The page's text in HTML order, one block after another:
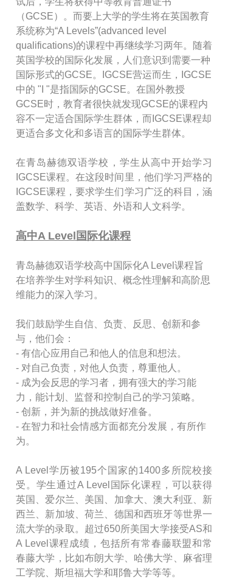
（GCSE）。而要上大学的学生将在英国教育
系统称为“A Levels”(advanced level
qualifications)的课程中再继续学习两年。随着
英国学校的国际化发展，人们意识到需要一种
国际形式的GCSE。IGCSE营运而生，IGCSE
中的 "I "是指国际的GCSE。在国外教授
GCSE时，教育者很快就发现GCSE的课程内
容不一定适合国际学生群体，而IGCSE课程却
更适合多文化和多语言的国际学生群体。
在青岛赫德双语学校，学生从高中开始学习
IGCSE课程。在这段时间里，他们学习严格的
IGCSE课程，要求学生们学习广泛的科目，涵
盖数学、科学、英语、外语和人文科学。
高中A Level国际化课程
青岛赫德双语学校高中国际化A Level课程旨
在培养学生对学科知识、概念性理解和高阶思
维能力的深入学习。
我们鼓励学生自信、负责、反思、创新和参
与，他们会：
- 有信心应用自己和他人的信息和想法。
- 对自己负责，对他人负责，尊重他人。
- 成为会反思的学习者，拥有强大的学习能
力，能计划、监督和控制自己的学习策略。
- 创新，并为新的挑战做好准备。
- 在智力和社会情感方面都充分发展，有所作
为。
A Level学历被195个国家的1400多所院校接
受。学生通过A Level国际化课程，可以获得
英国、爱尔兰、美国、加拿大、澳大利亚、新
西兰、新加坡、荷兰、德国和西班牙等世界一
流大学的录取。超过650所美国大学接受AS和
A Level课程成绩，包括所有常春藤联盟和常
春藤大学，比如布朗大学、哈佛大学、麻省理
工学院、斯坦福大学和耶鲁大学等等。